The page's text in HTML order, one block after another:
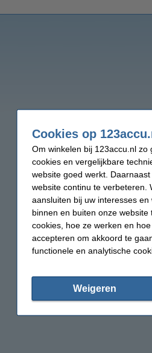
Cookies op
Om winkelen bij 123accu.nl
cookies en vergelijkbare
website goed werkt.
website continu te verbeteren.
aansluiten bij uw interesses
binnen en buiten onze website
cookies, hoe ze werken en
accepteren om akkoord te
functionele en analytische
Weigeren